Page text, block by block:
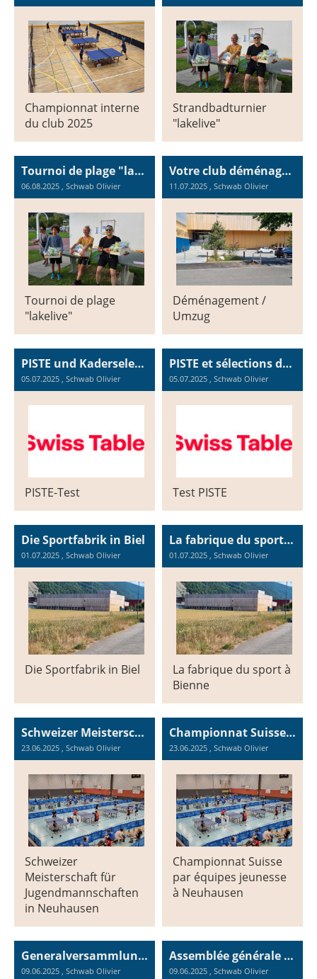
Championnat interne
du club 2025
Strandbadturnier
"lakelive"
Tournoi de plage "lakelive"
06.08.2025 , Schwab Olivier
Tournoi de plage
"lakelive"
Votre club déménage / Ihr Club zieht um
11.07.2025 , Schwab Olivier
Déménagement /
Umzug
PISTE und Kaderselektionen STT 2025-26
05.07.2025 , Schwab Olivier
PISTE-Test
PISTE et sélections des cadres STT 2025-26
05.07.2025 , Schwab Olivier
Test PISTE
Die Sportfabrik in Biel
01.07.2025 , Schwab Olivier
Die Sportfabrik in Biel
La fabrique du sport à Bienne
01.07.2025 , Schwab Olivier
La fabrique du sport à
Bienne
Schweizer Meisterschaft für Jugendmannschaften in Neuhausen am 21 und 22 Juni 2025
23.06.2025 , Schwab Olivier
Schweizer
Meisterschaft für
Jugendmannschaften
in Neuhausen
Championnat Suisse par équipes jeunesse à Neuhausen les 21 et 22 juin 2025
23.06.2025 , Schwab Olivier
Championnat Suisse
par équipes jeunesse
à Neuhausen
Generalversammlung des Vereins 2025
09.06.2025 , Schwab Olivier
Assemblée générale du club 2025
09.06.2025 , Schwab Olivier